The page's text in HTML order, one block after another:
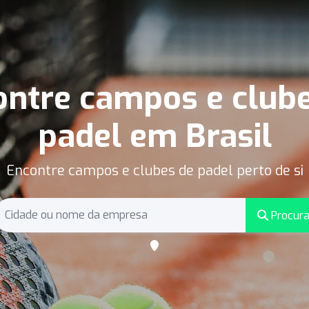
campos e
padel em Brasil
Encontre campos e clubes de padel perto de si